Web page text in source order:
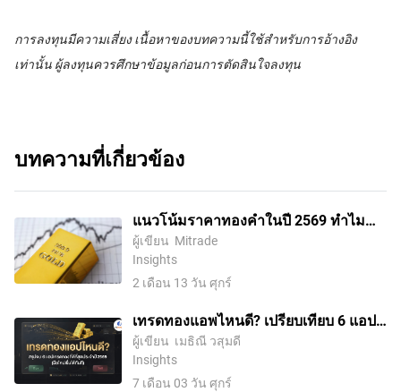
การลงทุนมีความเสี่ยงเนื้อหาของบทความนี้ใช้สำหรับการอ้างอิง
เท่านั้น ผู้ลงทุนควรศึกษาข้อมูลก่อนการตัดสินใจลงทุน
บทความที่เกี่ยวข้อง
แนวโน้มราคาทองคำในปี 2569 ทำไม
ทองถึงพุ่งแรงและจะไปต่อหรือไม่?
ผู้เขียน Mitrade
Insights
2 เดือน 13 วัน ศุกร์
เทรดทองแอพไหนดี? เปรียบเทียบ 6 แอป
เทรดทองปี 2569 มือใหม่เริ่มได้ทันที
ผู้เขียน เมธิณี วสุมดี
Insights
7 เดือน 03 วัน ศุกร์